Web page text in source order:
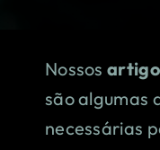
Nossos
são algumas
necessárias